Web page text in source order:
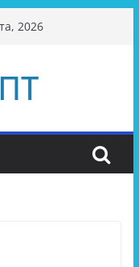
2026